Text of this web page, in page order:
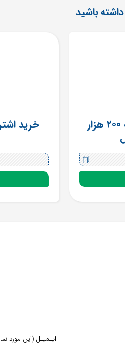
باشید
استایل مردانه بزن با تخفیف 200 هزار
ایـمیـل (این مورد